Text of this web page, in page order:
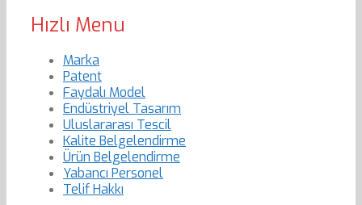
Hızlı Menu
Marka
Patent
Faydalı Model
Endüstriyel Tasarım
Uluslararası Tescil
Kalite Belgelendirme
Ürün Belgelendirme
Yabancı Personel
Telif Hakkı